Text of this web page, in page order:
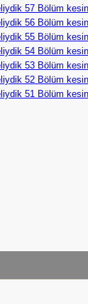
57 Bölüm
56 Bölüm
55 Bölüm
54 Bölüm
53 Bölüm
52 Bölüm
51 Bölüm